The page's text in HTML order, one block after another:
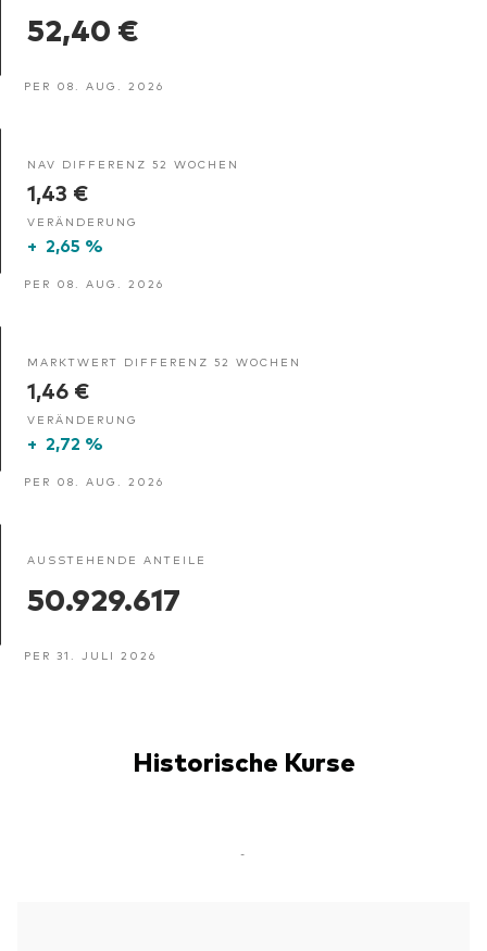
52,40 €
PER 08. AUG. 2026
NAV DIFFERENZ 52 WOCHEN
1,43 €
VERÄNDERUNG
+ 2,65 %
PER 08. AUG. 2026
MARKTWERT DIFFERENZ 52 WOCHEN
1,46 €
VERÄNDERUNG
+ 2,72 %
PER 08. AUG. 2026
AUSSTEHENDE ANTEILE
50.929.617
PER 31. JULI 2026
Historische Kurse
-